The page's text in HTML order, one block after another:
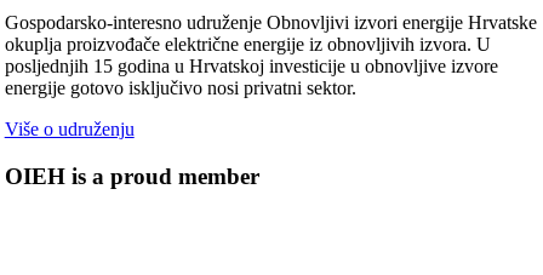
Gospodarsko-interesno udruženje Obnovljivi izvori energije Hrvatske
okuplja proizvođače električne energije iz obnovljivih izvora. U
posljednjih 15 godina u Hrvatskoj investicije u obnovljive izvore
energije gotovo isključivo nosi privatni sektor.
Više o udruženju
OIEH is a proud member